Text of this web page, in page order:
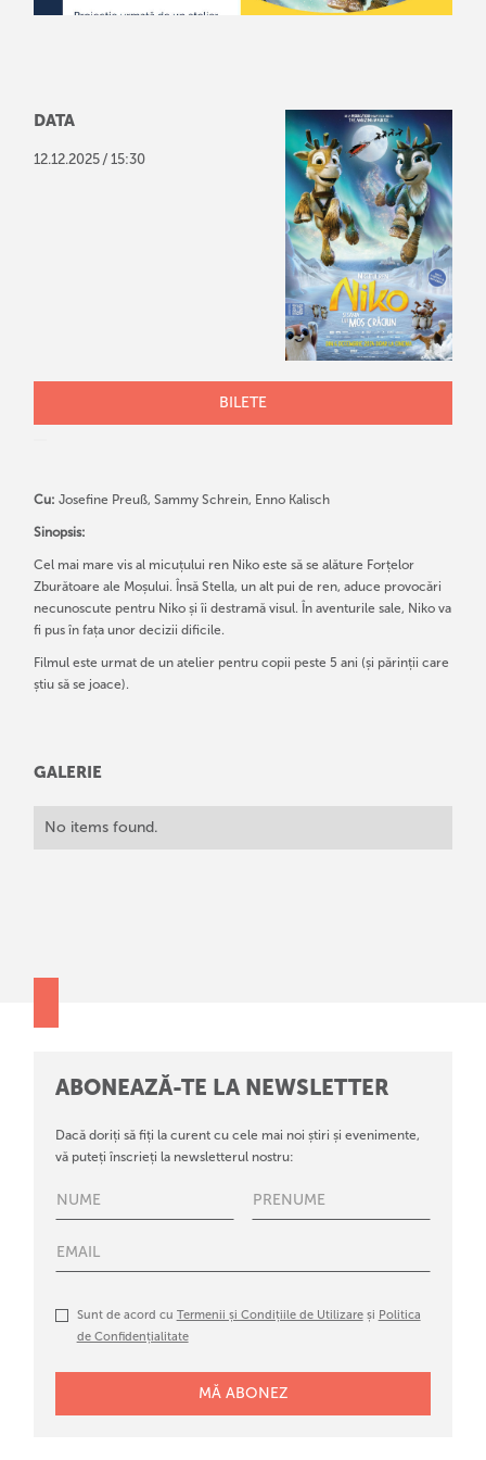
DATA
12.12.2025 / 15:30
BILETE
Cu: Josefine Preuß, Sammy Schrein, Enno Kalisch
Sinopsis:
Cel mai mare vis al micuțului ren Niko este să se alăture Forțelor
Zburătoare ale Moșului. Însă Stella, un alt pui de ren, aduce provocări
necunoscute pentru Niko și îi destramă visul. În aventurile sale, Niko va
fi pus în fața unor decizii dificile.
Filmul este urmat de un atelier pentru copii peste 5 ani (și părinții care
știu să se joace).
GALERIE
No items found.
ABONEAZĂ-TE LA NEWSLETTER
Dacă doriți să fiți la curent cu cele mai noi știri și evenimente,
vă puteți înscrieți la newsletterul nostru:
Sunt de acord cu Termenii și Condițiile de Utilizareși Politica
de Confidențialitate